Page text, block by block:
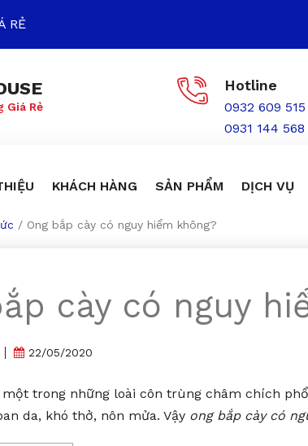
RẺ
Giá Rẻ
Hotline
0932 609 515
0931 144 568
KHÁCH HÀNG SẢN PHẨM DỊCH VỤ
/ Ong bắp cày có nguy hiểm không?
cày có nguy
22/05/2020
một trong những loài côn trùng châm chích
da, khó thở, nôn mửa. Vậy ong bắp cày có